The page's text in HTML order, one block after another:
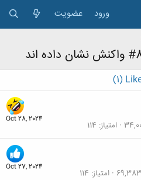
ورود عضویت
(1)
Oct 28, 2024 امتیاز 114
Oct 27, 2024 69,383 امتیاز 114